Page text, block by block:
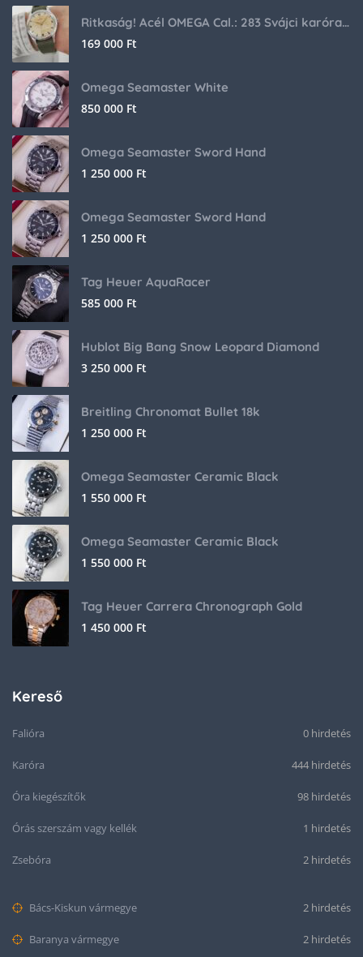
Ritkaság! Acél OMEGA Cal.: 283 Svájci karóra 1953-ból!
169 000 Ft
Omega Seamaster White
850 000 Ft
Omega Seamaster Sword Hand
1 250 000 Ft
Omega Seamaster Sword Hand
1 250 000 Ft
Tag Heuer AquaRacer
585 000 Ft
Hublot Big Bang Snow Leopard Diamond
3 250 000 Ft
Breitling Chronomat Bullet 18k
1 250 000 Ft
Omega Seamaster Ceramic Black
1 550 000 Ft
Omega Seamaster Ceramic Black
1 550 000 Ft
Tag Heuer Carrera Chronograph Gold
1 450 000 Ft
Kereső
Falióra 0 hirdetés
Karóra 444 hirdetés
Óra kiegészítők 98 hirdetés
Órás szerszám vagy kellék 1 hirdetés
Zsebóra 2 hirdetés
Bács-Kiskun vármegye 2 hirdetés
Baranya vármegye 2 hirdetés